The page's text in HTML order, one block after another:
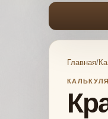
Главная/